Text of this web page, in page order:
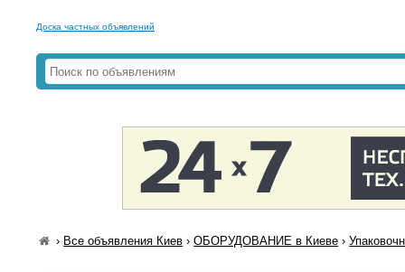
Доска частных объявлений
› Все объявления Киев ›ОБОРУДОВАНИЕ в Киеве ›